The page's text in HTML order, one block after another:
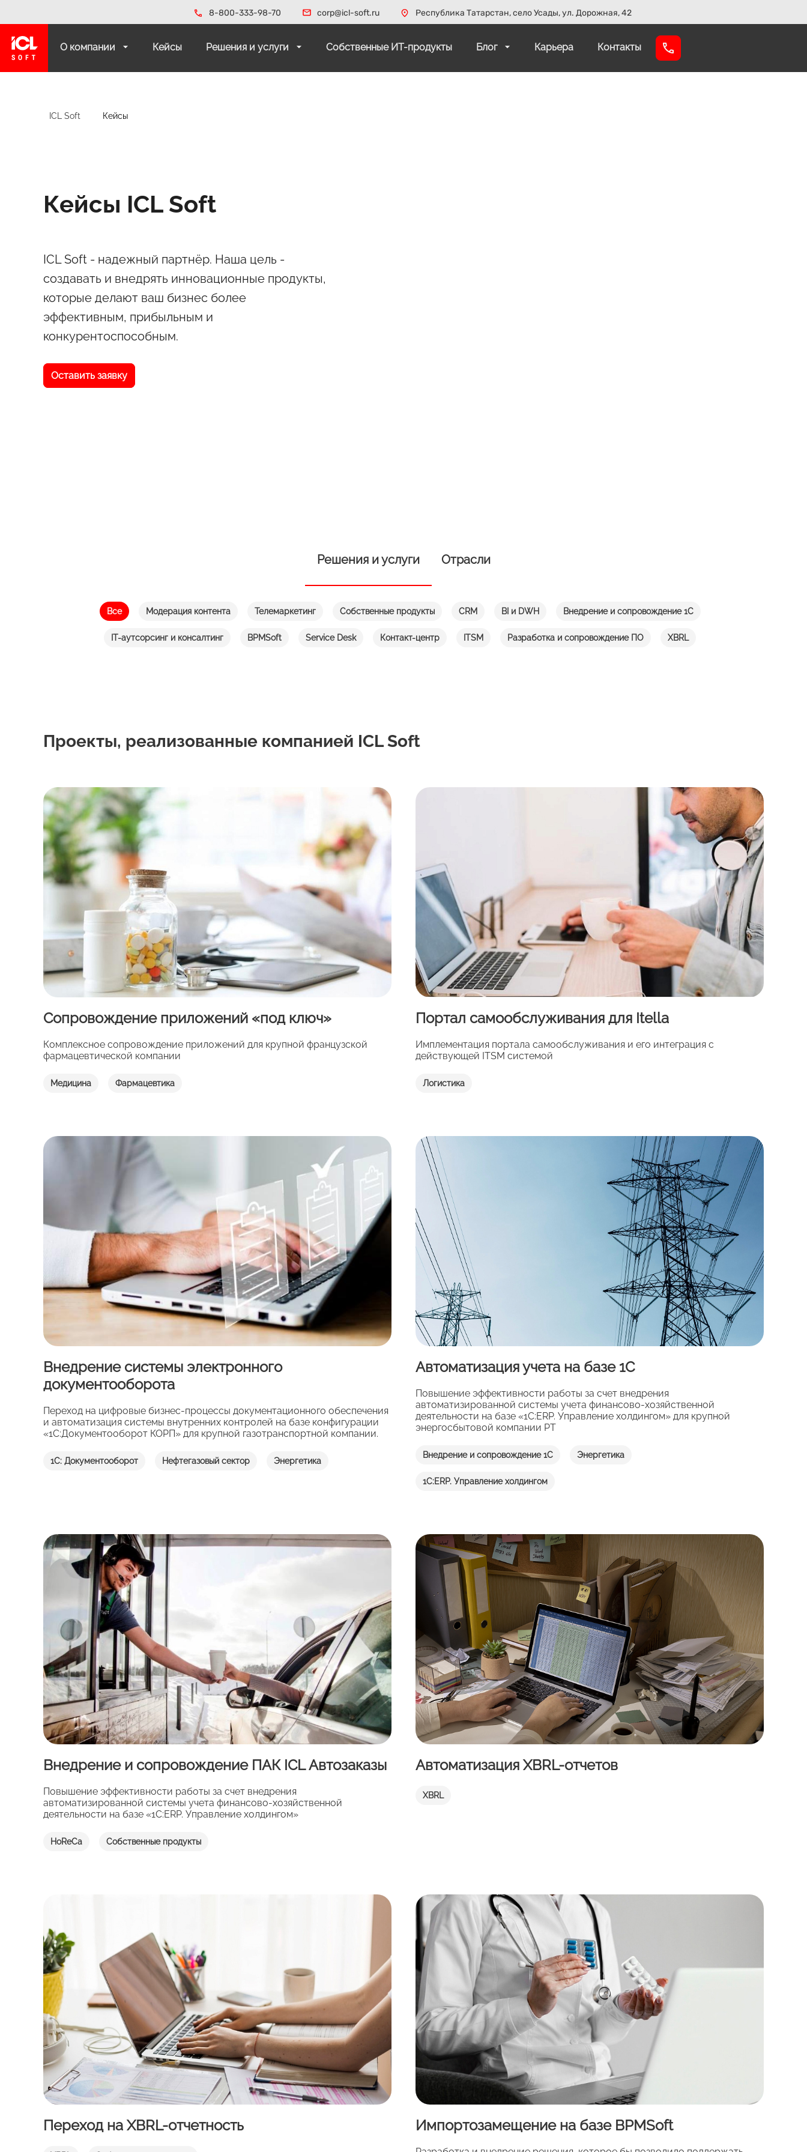
8-800-333-98-70 corp@icl-soft.ru Республика Татарстан, село Усады, ул. Дорожная, 42
О компании Кейсы Решения и услуги Собственные ИТ-продукты Блог Карьера Контакты
ICL Soft Кейсы
Кейсы ICL Soft
ICL Soft - надежный партнёр. Наша цель -
создавать и внедрять инновационные продукты,
которые делают ваш бизнес более
эффективным, прибыльным и
конкурентоспособным.
Оставить заявку
Решения и услуги Отрасли
Все Модерация контента Телемаркетинг Собственные продукты CRM BI и DWH Внедрение и сопровождение 1С
IT-аутсорсинг и консалтинг BPMSoft Service Desk Контакт-центр ITSM Разработка и сопровождение ПО XBRL
Проекты, реализованные компанией ICL Soft
Сопровождение приложений «под ключ»
Комплексное сопровождение приложений для крупной французской
фармацевтической компании
Медицина Фармацевтика
Портал самообслуживания для Itella
Имплементация портала самообслуживания и его интеграция с
действующей ITSM системой
Логистика
Внедрение системы электронного
документооборота
Переход на цифровые бизнес-процессы документационного обеспечения
и автоматизация системы внутренних контролей на базе конфигурации
«1С:Документооборот КОРП» для крупной газотранспортной компании.
1С: Документооборот Нефтегазовый сектор Энергетика
Автоматизация учета на базе 1С
Повышение эффективности работы за счет внедрения
автоматизированной системы учета финансово-хозяйственной
деятельности на базе «1С:ERP. Управление холдингом» для крупной
энергосбытовой компании РТ
Внедрение и сопровождение 1С Энергетика
1С:ERP. Управление холдингом
Внедрение и сопровождение ПАК ICL Автозаказы
Повышение эффективности работы за счет внедрения
автоматизированной системы учета финансово-хозяйственной
деятельности на базе «1С:ERP. Управление холдингом»
HoReCa Собственные продукты
Автоматизация XBRL-отчетов
XBRL
Переход на XBRL-отчетность Импортозамещение на базе BPMSoft